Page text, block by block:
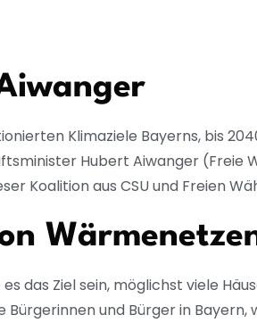
Klimaziele Bayerns, bis
Hubert Aiwanger (Freie
Koalition aus CSU und Freien
das Ziel sein, möglichst viele
Bürgerinnen und Bürger in